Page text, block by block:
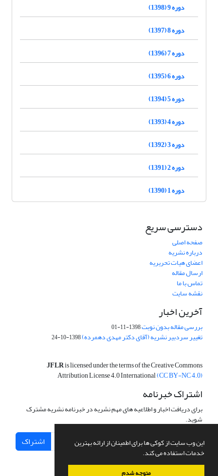
این وب سایت از کوکی ها برای اطمینان از ارائه بهترین
خدمات استفاده می کند.
متوجه شدم
دوره 9 (1398)
دوره 8 (1397)
دوره 7 (1396)
دوره 6 (1395)
دوره 5 (1394)
دوره 4 (1393)
دوره 3 (1392)
دوره 2 (1391)
دوره 1 (1390)
دسترسی سریع
صفحه اصلی
درباره نشریه
اعضای هیات تحریریه
ارسال مقاله
تماس با ما
نقشه سایت
آخرین اخبار
بررسی مقاله بدون نوبت1398-11-01
تغییر سردبیر نشریه (آقای دکتر مهدی دهمرده)1398-10-24
JFLRis licensed under the terms of the Creative Commons
Attribution License 4.0 International(CC BY-NC 4.0)
اشتراک خبرنامه
برای دریافت اخبار و اطلاعیه های مهم نشریه در خبرنامه نشریه مشترک
شوید.
اشتراک